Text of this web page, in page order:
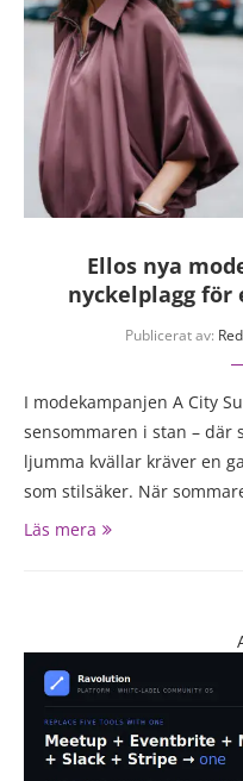
Ellos nya
nyckelplagg för
Publicerat av:
I modekampanjen A City
sensommaren i stan – där
ljumma kvällar kräver en
som stilsäker. När
Läs mera